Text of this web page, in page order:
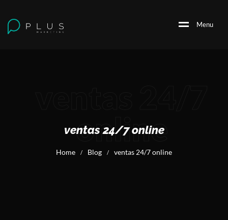
Menu
online
ventas 24/7 online
Home / Blog / ventas 24/7 online